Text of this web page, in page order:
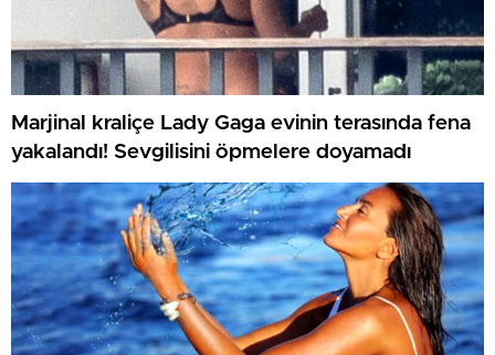
Marjinal kraliçe Lady Gaga evinin terasında fena
yakalandı! Sevgilisini öpmelere doyamadı